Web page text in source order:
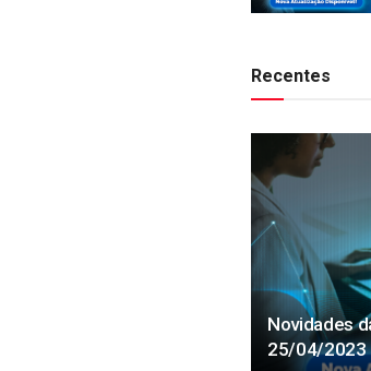
Recentes
Novidades
25/04/2023